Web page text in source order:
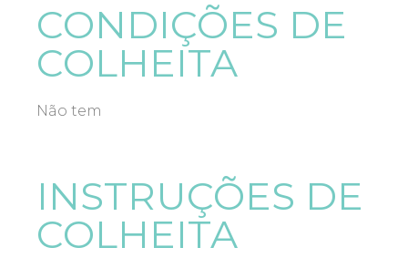
CONDIÇÕES DE
COLHEITA
Não tem
INSTRUÇÕES DE
COLHEITA